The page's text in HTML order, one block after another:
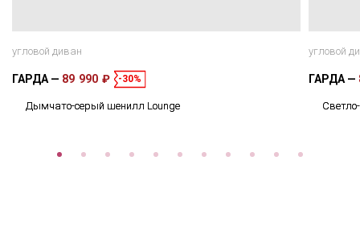
угловой диван
ГАРДА 89 990 ₽ -30%
Дымчато-серый шенилл Lounge
угловой
ГАРДА